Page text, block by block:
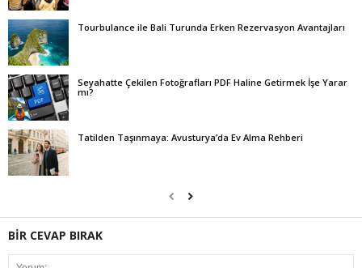
Tourbulance ile Bali Turunda Erken Rezervasyon Avantajları
Seyahatte Çekilen Fotoğrafları PDF Haline Getirmek İşe Yarar
mı?
Tatilden Taşınmaya: Avusturya’da Ev Alma Rehberi
BİR CEVAP BIRAK